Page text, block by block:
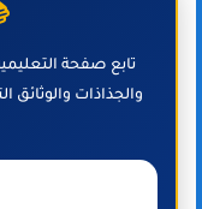
تابع صفحة
والجذاذات والوثائق